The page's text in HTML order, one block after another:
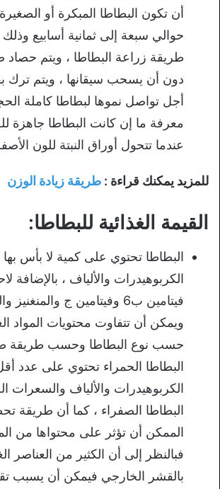
أن تكون البطاطا المبكرة أو
حوالي سبعة إلى ثمانية أسابيع
طريقة زراعة البطاطا ، ويتم حصاد
دون أن يسحب سيقانها ، ويتم ترك
أجل تواصل نموها لبطاطا كاملة
معرفة ما إن كانت البطاطا جاهزة
عندما تتحول أوراق النبتة للون
للمزيد يمكنك قراءة : طريقة زيادة الوزن
القيمة الغذائية للبطاطا:
البطاطا تحتوي على كمية لا بأس
الكربوهيدرات والألياف ، بالإضافة
فيتامين ب6 وفيتامين ج
ويمكن أن تتفاوت محتويات المواد
حسب نوع البطاطا وحسب طريقة
البطاطا الحمراء تحتوي على عدد
الكربوهيدرات والألياف والسعرات
البطاطا الصفراء ، كما أن طريقة
الممكن أن تؤثر على محتواها من
فبالنظر إلى أن الكثير من العناصر
بالقشر الخارجي فيمكن أن يسبب